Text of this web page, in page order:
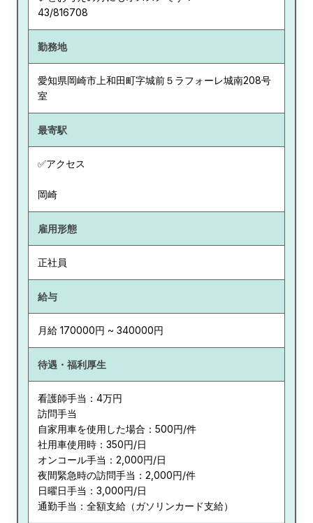
43/816708
勤務地
愛知県岡崎市上和田町字城前５ラフォーレ城南208号
室
最寄駅
✅アクセス
岡崎
雇用形態
正社員
給与
月給 170000円 ~ 340000円
待遇・福利厚生
看護師手当：4万円
訪問手当
自家用車を使用した場合：500円/件
社用車使用時：350円/日
オンコール手当：2,000円/日
夜間緊急時の訪問手当：2,000円/件
日曜日手当：3,000円/日
通勤手当：全額支給（ガソリンカード支給）